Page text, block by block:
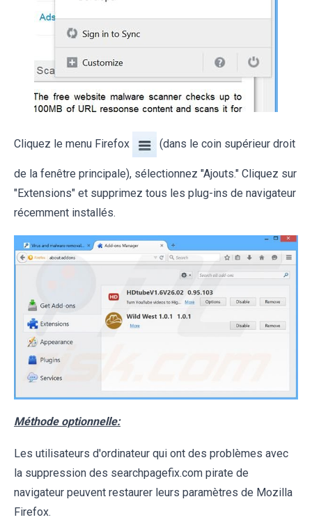
Cliquez le menu Firefox (dans le coin supérieur droit
de la fenêtre principale), sélectionnez "Ajouts." Cliquez sur
"Extensions" et supprimez tous les plug-ins de navigateur
récemment installés.
Méthode optionnelle:
Les utilisateurs d'ordinateur qui ont des problèmes avec
la suppression des searchpagefix.com pirate de
navigateur peuvent restaurer leurs paramètres de Mozilla
Firefox.